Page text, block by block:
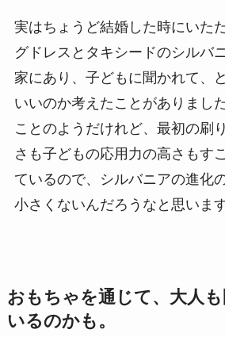
実はちょうど結婚した時にいた
グドレスとタキシードのシルバ
家にあり、子どもに聞かれて、
いいのか考えたことがありまし
ことのようだけれど、最初の刷
さも子どもの応用力の高さもす
ているので、シルバニアの進化
小さくないんだろうなと思います
おもちゃを通じて、大人
いるのかも。